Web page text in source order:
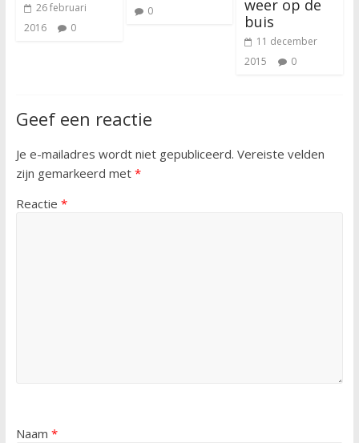
26 februari
2016
0
0
weer op de
buis
11 december
2015
0
Geef een reactie
Je e-mailadres wordt niet gepubliceerd. Vereiste velden
zijn gemarkeerd met *
Reactie *
Naam *